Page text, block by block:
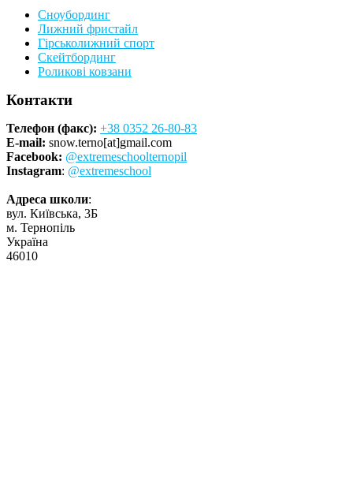
Сноубординг
Лижний фристайл
Гірськолижний спорт
Скейтбординг
Роликові ковзани
Контакти
Телефон (факс): +38 0352 26-80-83
E-mail: snow.terno[at]gmail.com
Facebook: @extremeschoolternopil
Instagram: @extremeschool
Адреса школи:
вул. Київська, 3Б
м. Тернопіль
Україна
46010